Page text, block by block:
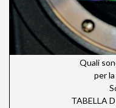
Quali
per
TABELLA